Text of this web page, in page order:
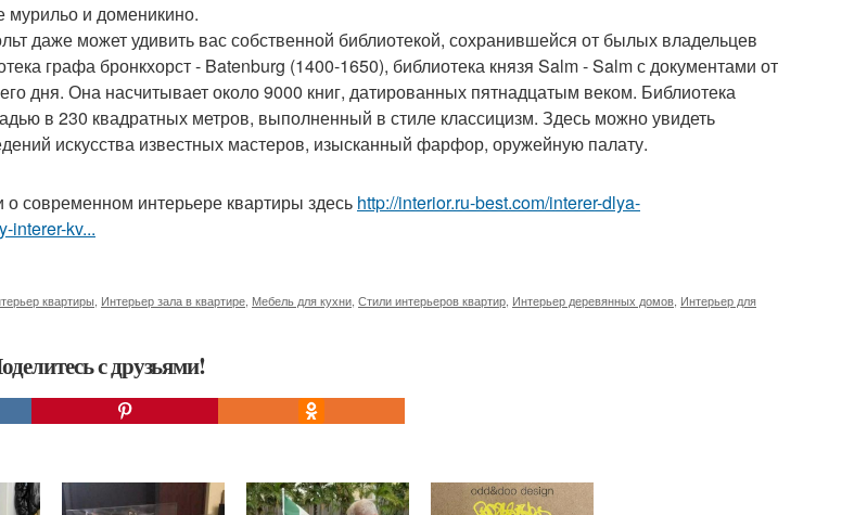
мурильо и доменикино.
даже может удивить вас собственной библиотекой, сохранившейся от былых владельцев
графа бронкхорст - Batenburg (1400-1650), библиотека князя Salm - Salm с документами от
дня. Она насчитывает около 9000 книг, датированных пятнадцатым веком. Библиотека
в 230 квадратных метров, выполненный в стиле классицизм. Здесь можно увидеть
искусства известных мастеров, изысканный фарфор, оружейную палату.
о современном интерьере квартиры здесь http://interior.ru-best.com/interer-dlya-
interer-kv...
квартиры Интерьер зала в квартире Мебель для кухни Стили интерьеров квартир Интерьер деревянных домов Интерьер для
с друзьями!